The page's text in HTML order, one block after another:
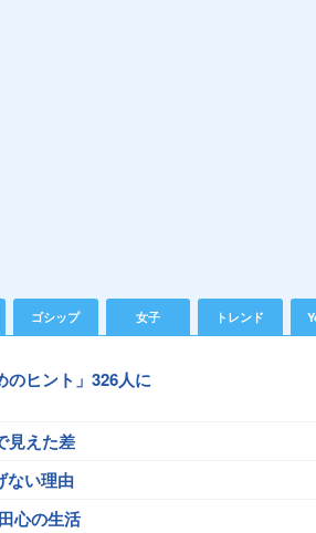
ゴシップ 女子 トレンド
のヒント」326人に
見えた差
ない理由
心の生活